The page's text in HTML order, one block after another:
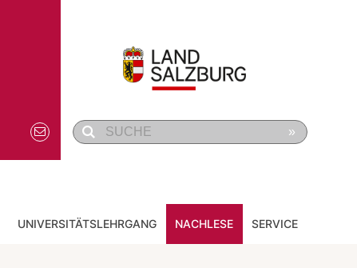
»
UNIVERSITÄTSLEHRGANG NACHLESE SERVICE